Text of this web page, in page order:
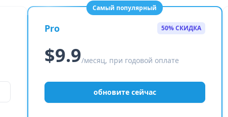
Самый популярный
Pro 50% СКИДКА
$9.9/месяц, при годовой оплате
обновите сейчас